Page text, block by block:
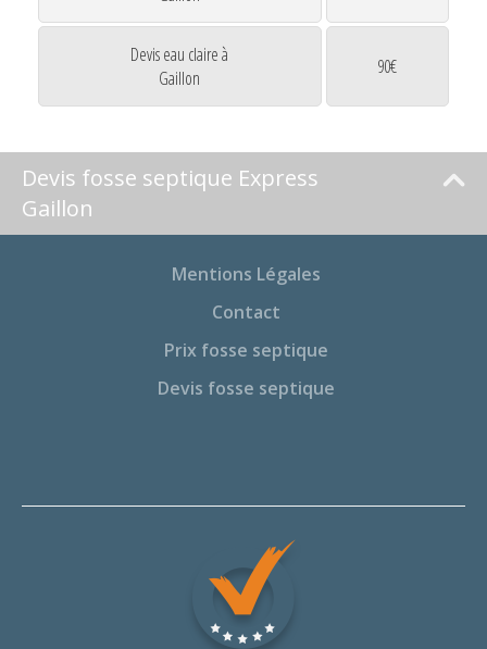
Devis eau claire à
Gaillon
90€
Devis fosse septique Express
Gaillon
Mentions Légales
Contact
Prix fosse septique
Devis fosse septique